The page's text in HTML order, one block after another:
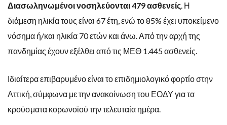
Διασωληνωμένοι νοσηλεύονται 479 ασθενείς. Η
διάμεση ηλικία τους είναι 67 έτη, ενώ το 85% έχει υποκείμενο
νόσημα ή/και ηλικία 70 ετών και άνω. Από την αρχή της
πανδημίας έχουν εξέλθει από τις ΜΕΘ 1.445 ασθενείς.
Ιδιαίτερα επιβαρυμένο είναι το επιδημιολογικό φορτίο στην
Αττική, σύμφωνα με την ανακοίνωση του ΕΟΔΥ για τα
κρούσματα κορωνοϊού την τελευταία ημέρα.